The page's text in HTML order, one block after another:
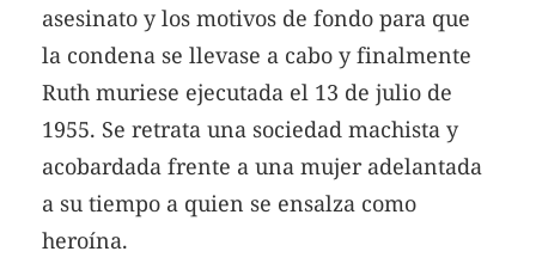
asesinato y los motivos de fondo para que
la condena se llevase a cabo y finalmente
Ruth muriese ejecutada el 13 de julio de
1955. Se retrata una sociedad machista y
acobardada frente a una mujer adelantada
a su tiempo a quien se ensalza como
heroína.